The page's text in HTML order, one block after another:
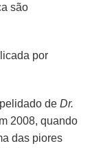
são
por
deDr.
2008, quando
das piores